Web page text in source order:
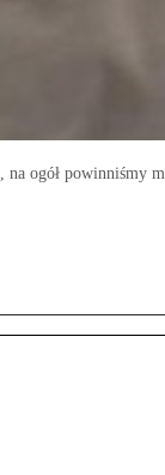
ogół powinniśmy